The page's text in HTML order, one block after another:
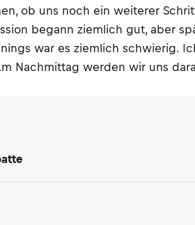
ob uns noch ein weiterer
begann ziemlich gut, aber
war es ziemlich schwierig.
Nachmittag werden wir uns